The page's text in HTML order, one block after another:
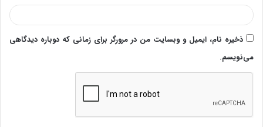
ذخیره نام، ایمیل و وبسایت من در مرورگر برای زمانی که دوباره دیدگاهی
می‌نویسم.